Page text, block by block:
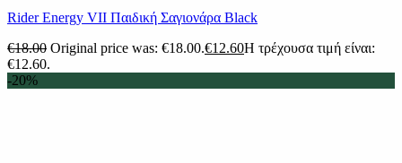
Rider Energy VII Παιδική Σαγιονάρα Black
€18.00 Original price was: €18.00.€12.60Η τρέχουσα τιμή είναι:
€12.60.
-20%